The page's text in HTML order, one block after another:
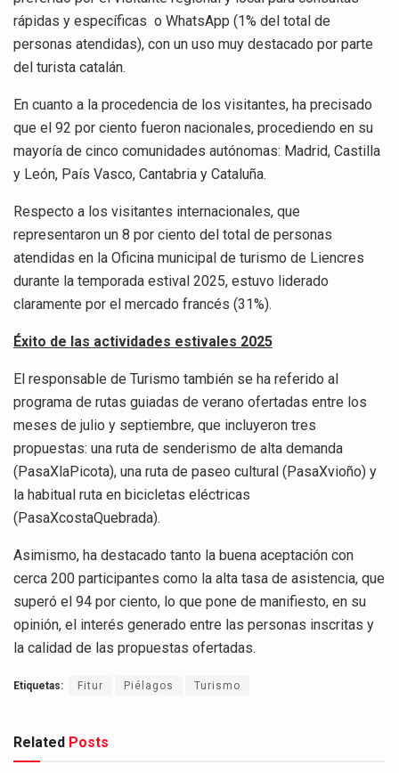
rápidas y específicas o WhatsApp (1% del total de
personas atendidas), con un uso muy destacado por parte
del turista catalán.
En cuanto a la procedencia de los visitantes, ha precisado
que el 92 por ciento fueron nacionales, procediendo en su
mayoría de cinco comunidades autónomas: Madrid, Castilla
y León, País Vasco, Cantabria y Cataluña.
Respecto a los visitantes internacionales, que
representaron un 8 por ciento del total de personas
atendidas en la Oficina municipal de turismo de Liencres
durante la temporada estival 2025, estuvo liderado
claramente por el mercado francés (31%).
Éxito de las actividades estivales 2025
El responsable de Turismo también se ha referido al
programa de rutas guiadas de verano ofertadas entre los
meses de julio y septiembre, que incluyeron tres
propuestas: una ruta de senderismo de alta demanda
(PasaXlaPicota), una ruta de paseo cultural (PasaXvioño) y
la habitual ruta en bicicletas eléctricas
(PasaXcostaQuebrada).
Asimismo, ha destacado tanto la buena aceptación con
cerca 200 participantes como la alta tasa de asistencia, que
superó el 94 por ciento, lo que pone de manifiesto, en su
opinión, el interés generado entre las personas inscritas y
la calidad de las propuestas ofertadas.
Etiquetas: Fitur Piélagos Turismo
Related Posts